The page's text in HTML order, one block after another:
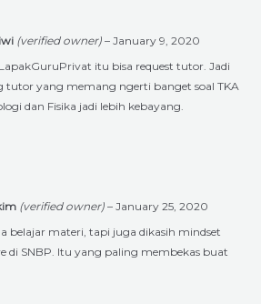
(verified owner) – January 9, 2020
itu bisa request tutor. Jadi
tutor yang memang ngerti banget soal TKA
dan Fisika jadi lebih kebayang.
(verified owner) – January 25, 2020
belajar materi, tapi juga dikasih mindset
di SNBP. Itu yang paling membekas buat